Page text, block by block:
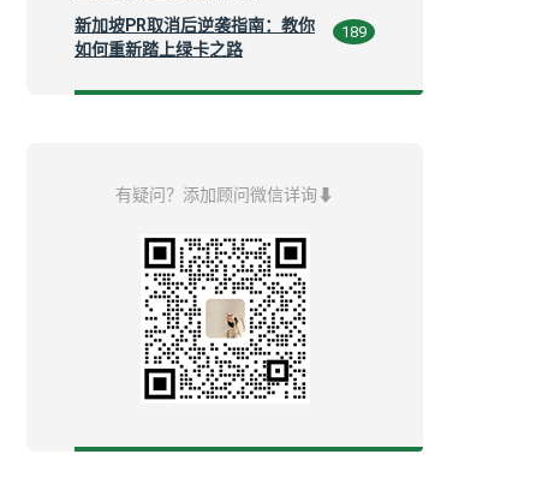
新加坡PR取消后逆袭指南：教你
如何重新踏上绿卡之路
189
有疑问？添加顾问微信详询⬇